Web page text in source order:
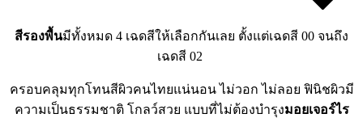
สีรองพื้นมีทั้งหมด 4 เฉดสีให้เลือกกันเลย ตั้งแต่เฉดสี 00 จนถึง
เฉดสี 02
ครอบคลุมทุกโทนสีผิวคนไทยแน่นอน ไม่วอก ไม่ลอย ฟินิชผิวมี
ความเป็นธรรมชาติ โกลว์สวย แบบที่ไม่ต้องบำรุงมอยเจอร์ไร